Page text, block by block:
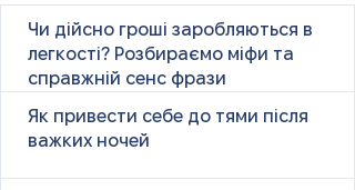
Чи дійсно гроші заробляються в
легкості? Розбираємо міфи та
справжній сенс фрази
Як привести себе до тями після
важких ночей